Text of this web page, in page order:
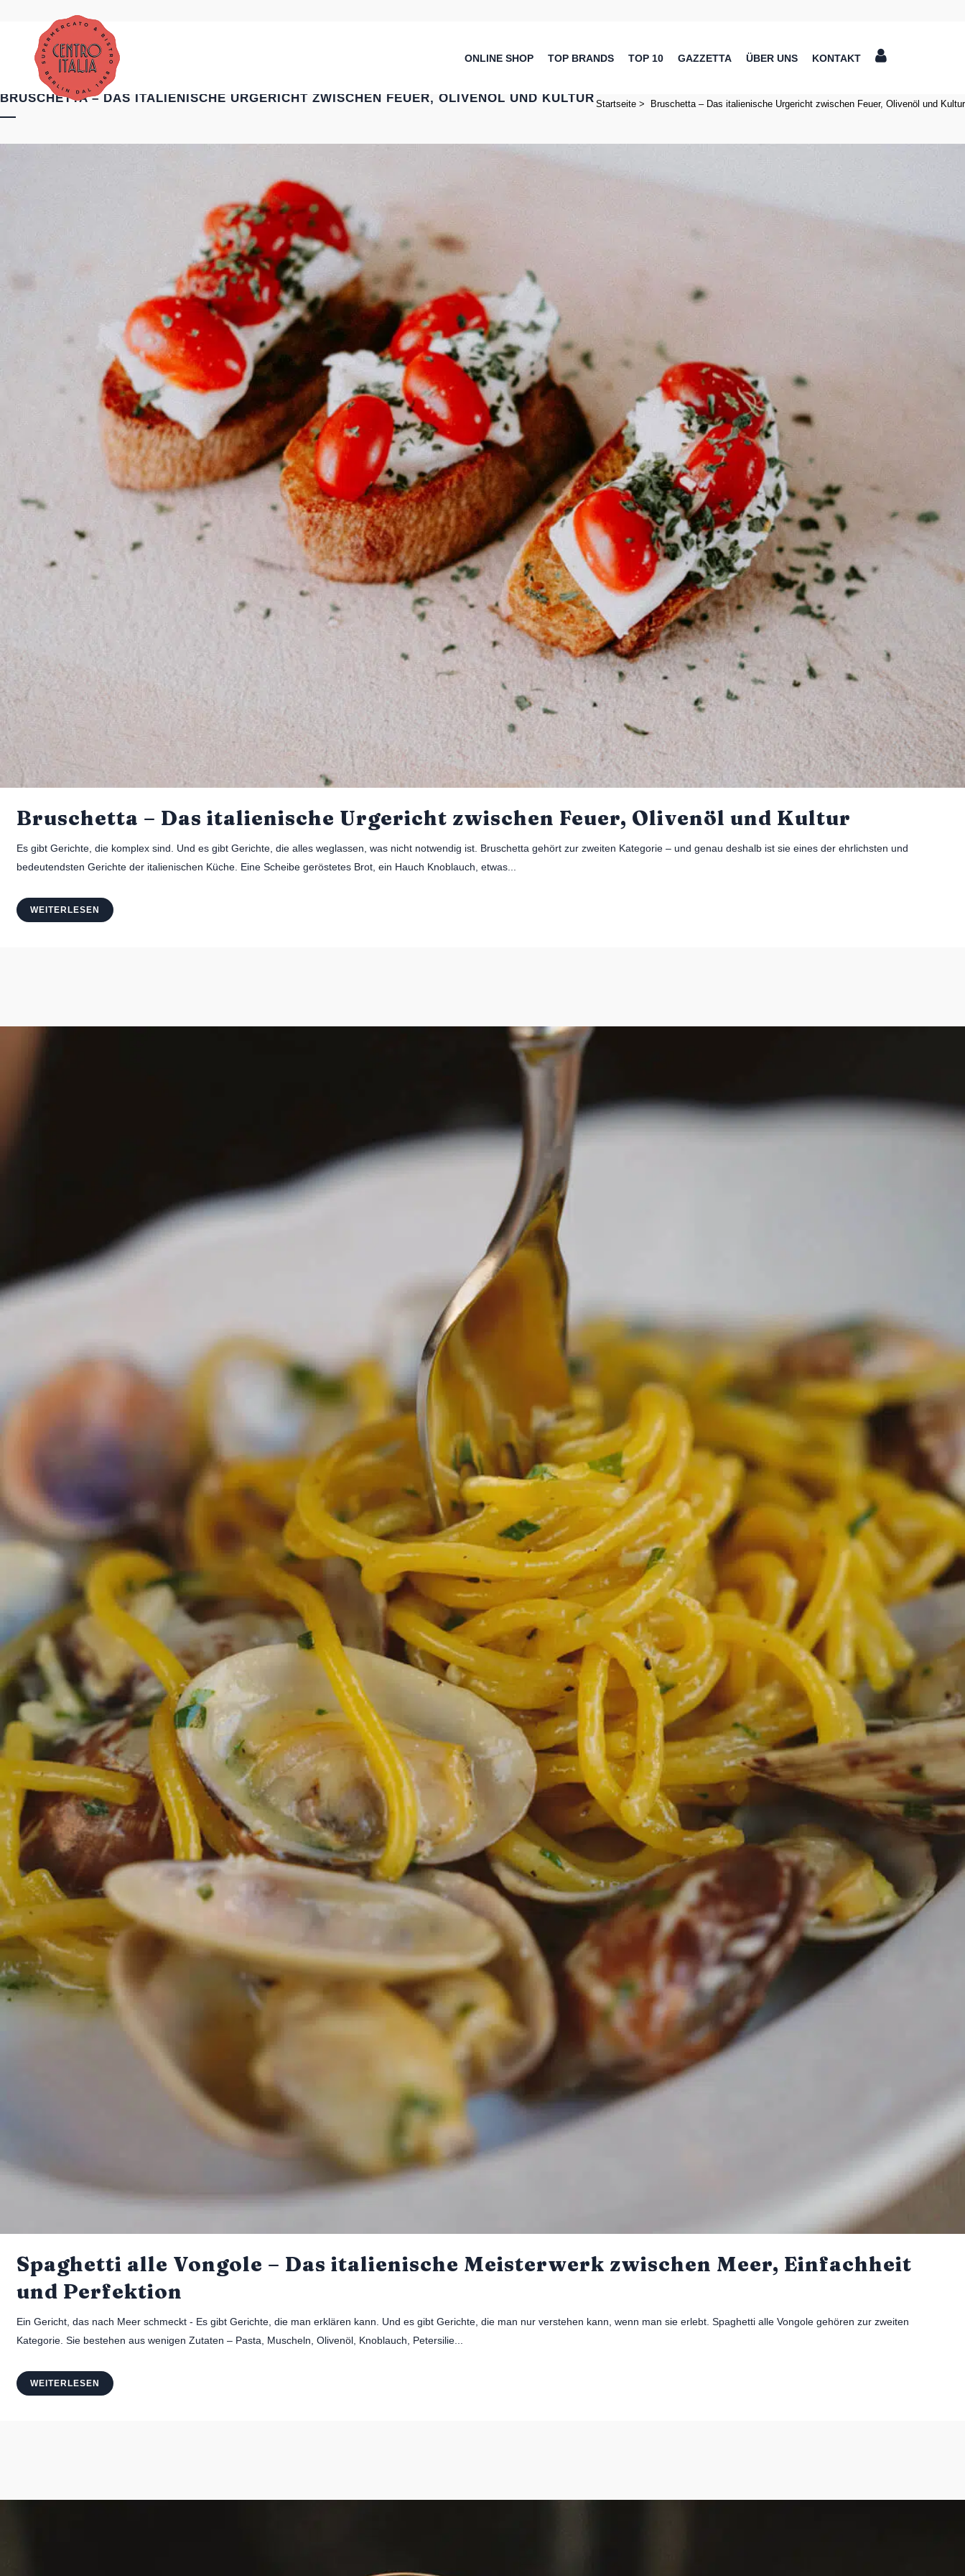
ONLINE SHOP TOP BRANDS TOP 10 GAZZETTA ÜBER UNS KONTAKT
BRUSCHETTA – DAS ITALIENISCHE URGERICHT ZWISCHEN FEUER, OLIVENÖL UND KULTUR Startseite > Bruschetta – Das italienische Urgericht zwischen Feuer, Olivenöl und Kultur
Bruschetta – Das italienische Urgericht zwischen Feuer, Olivenöl und Kultur
Es gibt Gerichte, die komplex sind. Und es gibt Gerichte, die alles weglassen, was nicht notwendig ist. Bruschetta gehört zur zweiten Kategorie – und genau deshalb ist sie eines der ehrlichsten und
bedeutendsten Gerichte der italienischen Küche. Eine Scheibe geröstetes Brot, ein Hauch Knoblauch, etwas...
WEITERLESEN
Spaghetti alle Vongole – Das italienische Meisterwerk zwischen Meer, Einfachheit
und Perfektion
Ein Gericht, das nach Meer schmeckt - Es gibt Gerichte, die man erklären kann. Und es gibt Gerichte, die man nur verstehen kann, wenn man sie erlebt. Spaghetti alle Vongole gehören zur zweiten
Kategorie. Sie bestehen aus wenigen Zutaten – Pasta, Muscheln, Olivenöl, Knoblauch, Petersilie...
WEITERLESEN